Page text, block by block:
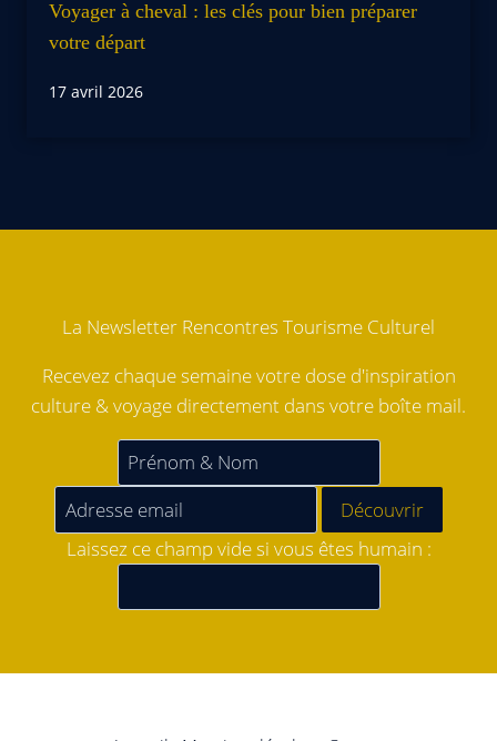
Voyager à cheval : les clés pour bien préparer
votre départ
17 avril 2026
La Newsletter Rencontres Tourisme Culturel
Recevez chaque semaine votre dose d'inspiration
culture & voyage directement dans votre boîte mail.
Laissez ce champ vide si vous êtes humain :